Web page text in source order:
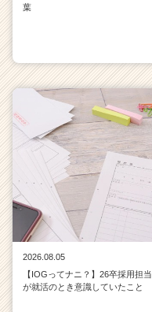
葉
2026.08.05
【IOGってナニ？】26卒採用担当
が就活のとき意識していたこと